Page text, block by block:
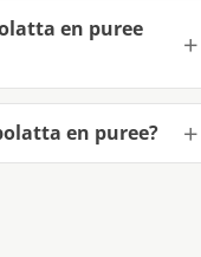
en puree
en puree?